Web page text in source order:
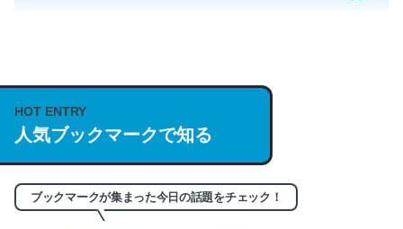
説してる記事が少ないので貴重な良記事。/続編来た
https://isobe324649.hatenablog.com/entry/2023/03/27
/064121
─GPTの仕組みと限界についての考察（１） - conceptualization
HOT ENTRY
人気ブックマークで知る
ブックマークが集まった今日の話題をチェック！